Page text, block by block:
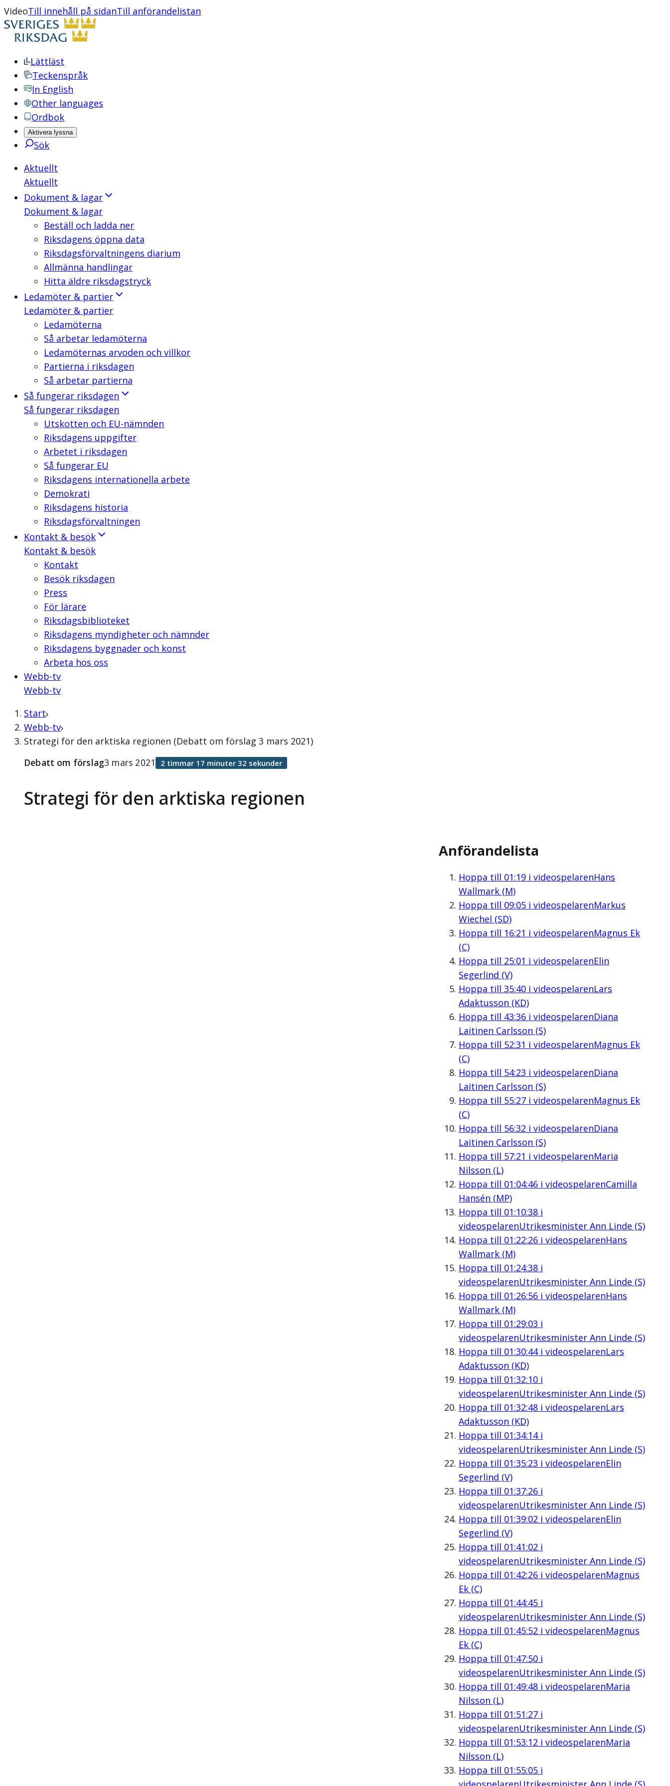
VideoTill innehåll på sidanTill anförandelistan
Lättläst
Teckenspråk
In English
Other languages
Ordbok
Aktivera lyssna
Sök
Aktuellt
Aktuellt
Dokument & lagar
Dokument & lagar
Beställ och ladda ner
Riksdagens öppna data
Riksdagsförvaltningens diarium
Allmänna handlingar
Hitta äldre riksdagstryck
Ledamöter & partier
Ledamöter & partier
Ledamöterna
Så arbetar ledamöterna
Ledamöternas arvoden och villkor
Partierna i riksdagen
Så arbetar partierna
Så fungerar riksdagen
Så fungerar riksdagen
Utskotten och EU-nämnden
Riksdagens uppgifter
Arbetet i riksdagen
Så fungerar EU
Riksdagens internationella arbete
Demokrati
Riksdagens historia
Riksdagsförvaltningen
Kontakt & besök
Kontakt & besök
Kontakt
Besök riksdagen
Press
För lärare
Riksdagsbiblioteket
Riksdagens myndigheter och nämnder
Riksdagens byggnader och konst
Arbeta hos oss
Webb-tv
Webb-tv
Start
Webb-tv
Strategi för den arktiska regionen (Debatt om förslag 3 mars 2021)
Strategi för den arktiska regionen
Debatt om förslag3 mars 2021 2 timmar 17 minuter 32 sekunder
Anförandelista
Hoppa till 01:19i videospelarenHans
Wallmark (M)
Hoppa till 09:05i videospelarenMarkus
Wiechel (SD)
Hoppa till 16:21 i videospelarenMagnus Ek
(C)
Hoppa till 25:01 i videospelarenElin
Segerlind (V)
Hoppa till 35:40i videospelarenLars
Adaktusson (KD)
Hoppa till 43:36i videospelarenDiana
Laitinen Carlsson (S)
Hoppa till 52:31 i videospelarenMagnus Ek
(C)
Hoppa till 54:23 i videospelarenDiana
Laitinen Carlsson (S)
Hoppa till 55:27i videospelarenMagnus Ek
(C)
Hoppa till 56:32 i videospelarenDiana
Laitinen Carlsson (S)
Hoppa till 57:21 i videospelarenMaria
Nilsson (L)
Hoppa till 01:04:46i videospelarenCamilla
Hansén (MP)
Hoppa till 01:10:38i
videospelarenUtrikesminister Ann Linde (S)
Hoppa till 01:22:26i videospelarenHans
Wallmark (M)
Hoppa till 01:24:38i
videospelarenUtrikesminister Ann Linde (S)
Hoppa till 01:26:56i videospelarenHans
Wallmark (M)
Hoppa till 01:29:03 i
videospelarenUtrikesminister Ann Linde (S)
Hoppa till 01:30:44i videospelarenLars
Adaktusson (KD)
Hoppa till 01:32:10i
videospelarenUtrikesminister Ann Linde (S)
Hoppa till 01:32:48i videospelarenLars
Adaktusson (KD)
Hoppa till 01:34:14i
videospelarenUtrikesminister Ann Linde (S)
Hoppa till 01:35:23 i videospelarenElin
Segerlind (V)
Hoppa till 01:37:26i
videospelarenUtrikesminister Ann Linde (S)
Hoppa till 01:39:02 i videospelarenElin
Segerlind (V)
Hoppa till 01:41:02 i
videospelarenUtrikesminister Ann Linde (S)
Hoppa till 01:42:26i videospelarenMagnus
Ek (C)
Hoppa till 01:44:45i
videospelarenUtrikesminister Ann Linde (S)
Hoppa till 01:45:52 i videospelarenMagnus
Ek (C)
Hoppa till 01:47:50i
videospelarenUtrikesminister Ann Linde (S)
Hoppa till 01:49:48i videospelarenMaria
Nilsson (L)
Hoppa till 01:51:27i
videospelarenUtrikesminister Ann Linde (S)
Hoppa till 01:53:12 i videospelarenMaria
Nilsson (L)
Hoppa till 01:55:05i